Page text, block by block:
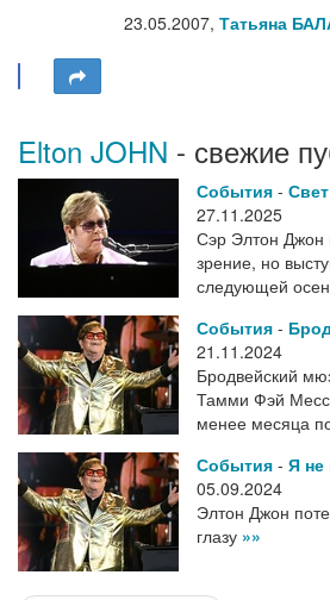
23.05.2007, Татьяна
Elton JOHN - свежие
События -
27.11.2025
Сэр Элтон Джон
зрение, но
следующей
События -
21.11.2024
Бродвейский
Тамми Фэй
менее месяца
События - Я не
05.09.2024
Элтон Джон
глазу »»